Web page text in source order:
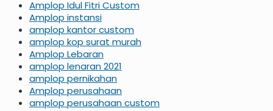
Amplop Idul Fitri Custom
Amplop instansi
amplop kantor custom
amplop kop surat murah
Amplop Lebaran
amplop lenaran 2021
amplop pernikahan
Amplop perusahaan
amplop perusahaan custom